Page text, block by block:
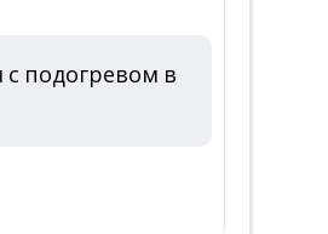
подогревом в